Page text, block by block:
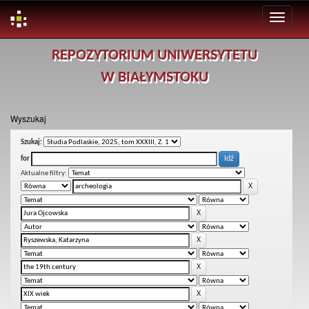
REPOZYTORIUM UNIWERSYTETU
W BIAŁYMSTOKU
Wyszukaj
Szukaj:
for
Aktualne filtry: